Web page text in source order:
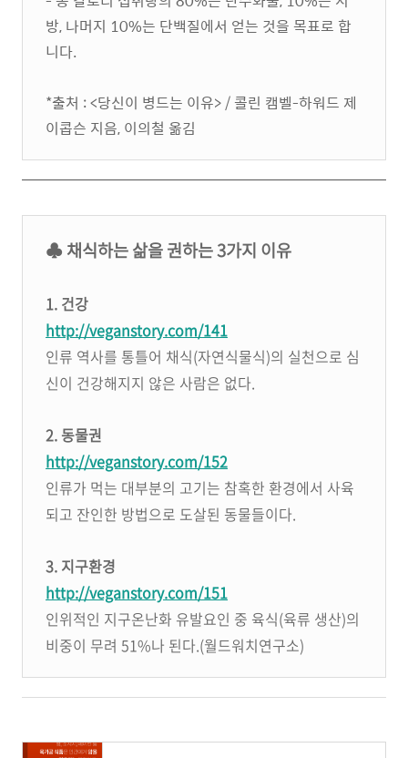
방, 나머지 10%는 단백질에서 얻는 것을 목표로 합
니다.
*출처 : <당신이 병드는 이유> / 콜린 캠벨-하워드 제
이콥슨 지음, 이의철 옮김
♣ 채식하는 삶을 권하는 3가지 이유
1. 건강
http://veganstory.com/141
인류 역사를 통틀어 채식(자연식물식)의 실천으로 심
신이 건강해지지 않은 사람은 없다.
2. 동물권
http://veganstory.com/152
인류가 먹는 대부분의 고기는 참혹한 환경에서 사육
되고 잔인한 방법으로 도살된 동물들이다.
3. 지구환경
http://veganstory.com/151
인위적인 지구온난화 유발요인 중 육식(육류 생산)의
비중이 무려 51%나 된다.(월드워치연구소)